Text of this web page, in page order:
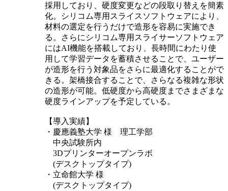
採用しており、硬度変更などの段取り替えを簡素
化。シリコム専用スライスソフトウェアにより、
材料の選定を行うだけで造形を容易に実施でき
る。さらにシリコム専用スライサーソフトウェア
にはAI機能を搭載しており、長時間にわたり使
用して学習データを蓄積させることで、ユーザー
が造形を行う対象品をさらに最適化することがで
きる。架橋接合することで、さらなる複雑な形状
の造形が可能。低硬度から高硬度までさまざまな
硬度ラインアップを予定している。
【導入実績】
・慶應義塾大学 様 理工学部
中央試験所内
3Dプリンターオープンラボ
(デスクトップタイプ)
・立命館大学 様
(デスクトップタイプ)